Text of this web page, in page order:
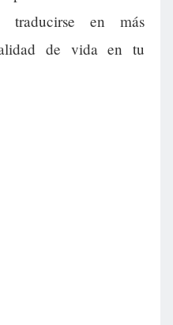
traducirse en más
de vida en tu